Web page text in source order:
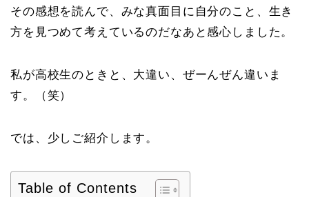
その感想を読んで、みな真面目に自分のこと、生き
方を見つめて考えているのだなあと感心しました。
私が高校生のときと、大違い、ぜーんぜん違いま
す。（笑）
では、少しご紹介します。
Table of Contents